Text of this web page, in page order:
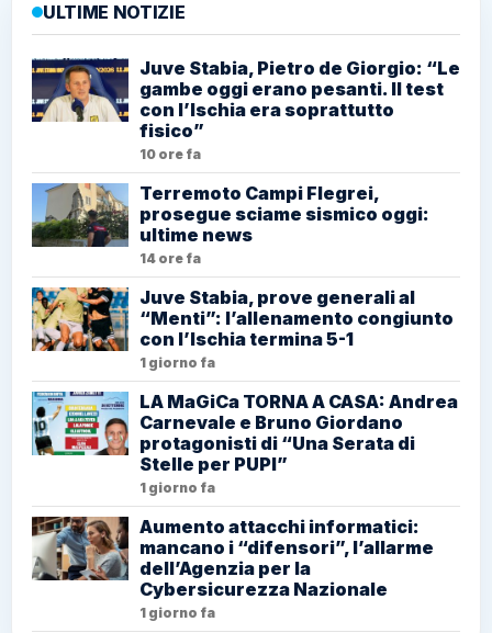
ULTIME NOTIZIE
Juve Stabia, Pietro de Giorgio: “Le
gambe oggi erano pesanti. Il test
con l’Ischia era soprattutto
fisico”
10 ore fa
Terremoto Campi Flegrei,
prosegue sciame sismico oggi:
ultime news
14 ore fa
Juve Stabia, prove generali al
“Menti”: l’allenamento congiunto
con l’Ischia termina 5-1
1 giorno fa
LA MaGiCa TORNA A CASA: Andrea
Carnevale e Bruno Giordano
protagonisti di “Una Serata di
Stelle per PUPI”
1 giorno fa
Aumento attacchi informatici:
mancano i “difensori”, l’allarme
dell’Agenzia per la
Cybersicurezza Nazionale
1 giorno fa